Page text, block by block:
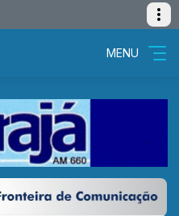
MENU